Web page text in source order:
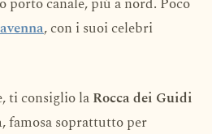
, con i suoi celebri
ti consiglio laRocca dei Guidi
, famosa soprattutto per